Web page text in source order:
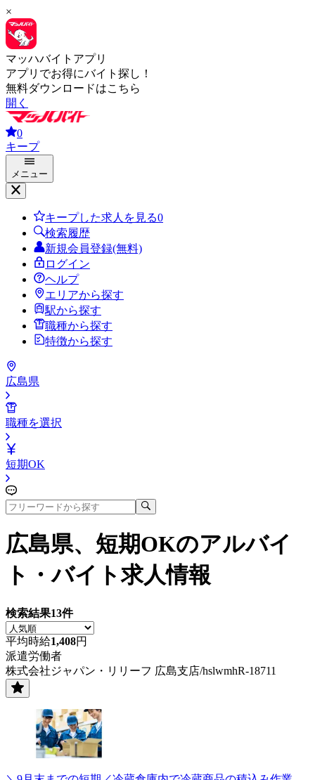
×
マッハバイトアプリ
アプリでお得にバイト探し！
無料ダウンロードはこちら
開く
0
キープ
メニュー
キープした求人を見る0
検索履歴
新規会員登録(無料)
ログイン
ヘルプ
エリアから探す
駅から探す
職種から探す
特徴から探す
広島県
職種を選択
短期OK
広島県、短期OKのアルバイ
ト・バイト求人情報
検索結果13件
平均時給1,408円
派遣労働者
株式会社ジャパン・リリーフ 広島支店/hslwmhR-18711